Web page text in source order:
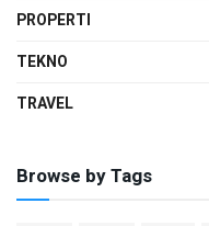
PROPERTI
TEKNO
TRAVEL
Browse by Tags